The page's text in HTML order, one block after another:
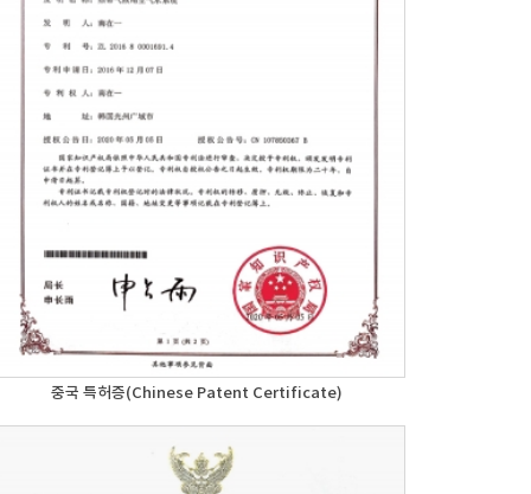
중국 특허증(Chinese Patent Certificate)